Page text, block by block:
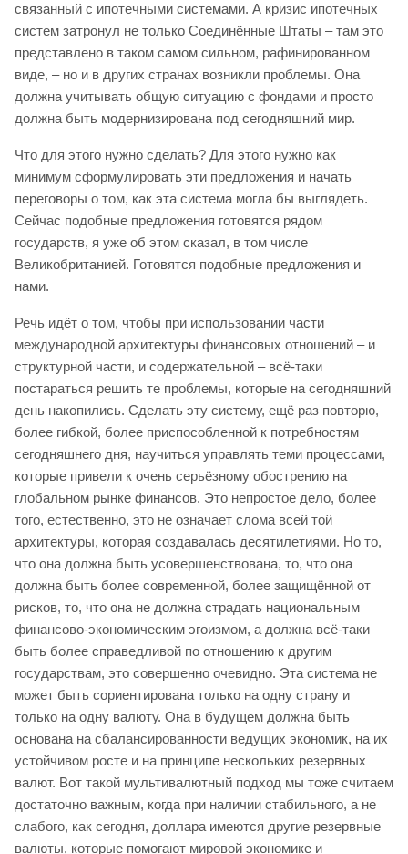
связанный с ипотечными системами. А кризис ипотечных
систем затронул не только Соединённые Штаты – там это
представлено в таком самом сильном, рафинированном
виде, – но и в других странах возникли проблемы. Она
должна учитывать общую ситуацию с фондами и просто
должна быть модернизирована под сегодняшний мир.
Что для этого нужно сделать? Для этого нужно как
минимум сформулировать эти предложения и начать
переговоры о том, как эта система могла бы выглядеть.
Сейчас подобные предложения готовятся рядом
государств, я уже об этом сказал, в том числе
Великобританией. Готовятся подобные предложения и
нами.
Речь идёт о том, чтобы при использовании части
международной архитектуры финансовых отношений – и
структурной части, и содержательной – всё-таки
постараться решить те проблемы, которые на сегодняшний
день накопились. Сделать эту систему, ещё раз повторю,
более гибкой, более приспособленной к потребностям
сегодняшнего дня, научиться управлять теми процессами,
которые привели к очень серьёзному обострению на
глобальном рынке финансов. Это непростое дело, более
того, естественно, это не означает слома всей той
архитектуры, которая создавалась десятилетиями. Но то,
что она должна быть усовершенствована, то, что она
должна быть более современной, более защищённой от
рисков, то, что она не должна страдать национальным
финансово-экономическим эгоизмом, а должна всё-таки
быть более справедливой по отношению к другим
государствам, это совершенно очевидно. Эта система не
может быть сориентирована только на одну страну и
только на одну валюту. Она в будущем должна быть
основана на сбалансированности ведущих экономик, на их
устойчивом росте и на принципе нескольких резервных
валют. Вот такой мультивалютный подход мы тоже считаем
достаточно важным, когда при наличии стабильного, а не
слабого, как сегодня, доллара имеются другие резервные
валюты, которые помогают мировой экономике и